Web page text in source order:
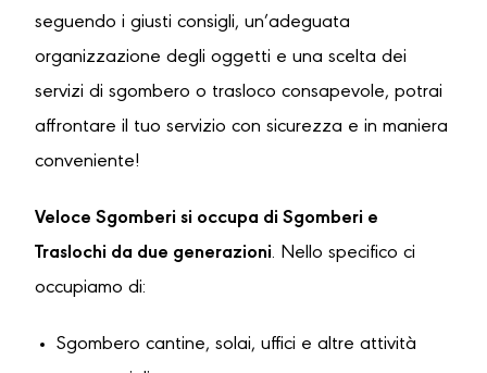
seguendo i giusti consigli, un’adeguata
organizzazione degli oggetti e una scelta dei
servizi di sgombero o trasloco consapevole, potrai
affrontare il tuo servizio con sicurezza e in maniera
conveniente!
Veloce Sgomberi si occupa di Sgomberi e
Traslochi da due generazioni. Nello specifico ci
occupiamo di:
Sgombero cantine, solai, uffici e altre attività